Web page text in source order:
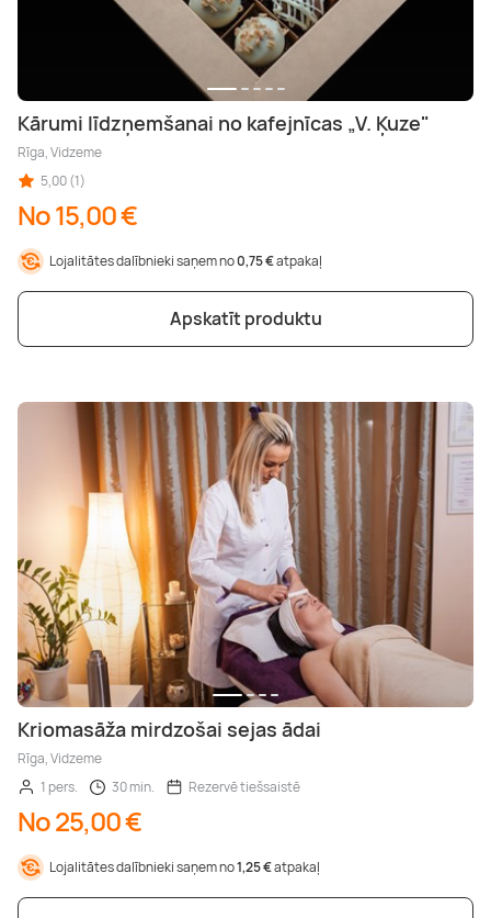
Kārumi līdzņemšanai no kafejnīcas „V. Ķuze"
Rīga, Vidzeme
5,00 (1)
No 15,00 €
Lojalitātes dalībnieki saņem no0,75 €atpakaļ
Apskatīt produktu
Kriomasāža mirdzošai sejas ādai
Rīga, Vidzeme
1 pers.
30 min. Rezervē tiešsaistē
No 25,00 €
Lojalitātes dalībnieki saņem no1,25 €atpakaļ